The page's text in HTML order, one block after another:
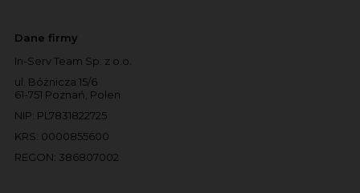
Dane firmy
In-Serv Team Sp. z o.o.
ul. Bóżnicza 15/6
61-751 Poznań, Polen
NIP: PL7831822725
KRS: 0000855600
REGON: 386807002